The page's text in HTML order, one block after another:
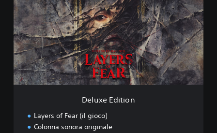
u
x
e
E
d
i
t
i
o
Deluxe Edition
Layers of Fear (il gioco)
Colonna sonora originale